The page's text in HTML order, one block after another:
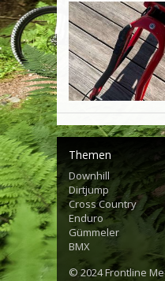
Themen
Downhill
Dirtjump
Cross Country
Enduro
Gümmeler
BMX
© 2024Frontline